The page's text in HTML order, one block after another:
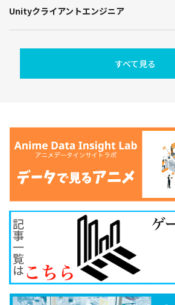
Unityクライアントエンジニア
すべて見る